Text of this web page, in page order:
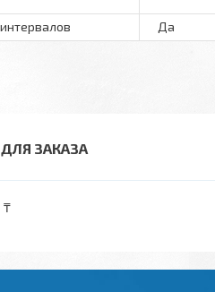
Да
ЗАКАЗА
₸